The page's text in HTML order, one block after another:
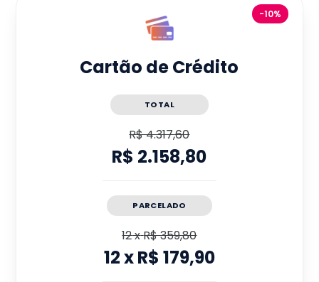
-10%
Cartão de Crédito
TOTAL
R$ 4.317,60
R$ 2.158,80
PARCELADO
12xR$ 359,80
12xR$ 179,90